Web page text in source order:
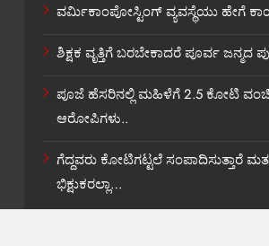
ವರ್ಮಿಕಾಂಪೋಸ್ಟಿಂಗ್ ವ್ಯವಸ್ಥೆಯು ಹೇಗೆ
ಶಿಕ್ಷಕ ವೃತ್ತಿಗೆ ಬರಬೇಕಾದರೆ ಪೂರ್ವ ಜನ್ಮದ
ಪೂಜೆ ಹೆಸರಿನಲ್ಲಿ ಮಹಿಳೆಗೆ 2.5 ಕೋಟಿ
ಆರೋಪಿಗಳು..
ಗೆದ್ದವರು ಕೋಟಿಗಟ್ಟಲೆ ಸಂಪಾದಿಸುತ್ತಾರೆ
ಭಿಕ್ಷುಕರಲ್ಲಾ…